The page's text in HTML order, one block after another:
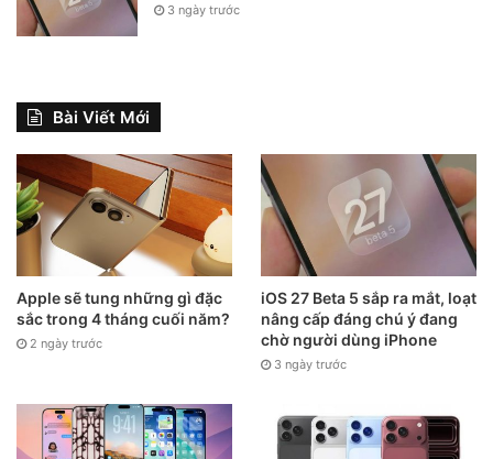
3 ngày trước
Bài Viết Mới
Apple sẽ tung những gì đặc
sắc trong 4 tháng cuối năm?
2 ngày trước
iOS 27 Beta 5 sắp ra mắt, loạt
nâng cấp đáng chú ý đang
chờ người dùng iPhone
3 ngày trước